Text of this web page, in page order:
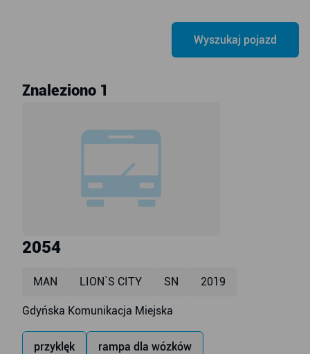
Znaleziono 1
2054
MAN LION`S CITY SN 2019
Gdyńska Komunikacja Miejska
przyklęk rampa dla wózków